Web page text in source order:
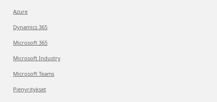
Azure
Dynamics 365
Microsoft 365
Microsoft Industry
Microsoft Teams
Pienyritykset